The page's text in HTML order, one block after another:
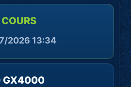
2026 13:34
GX4000